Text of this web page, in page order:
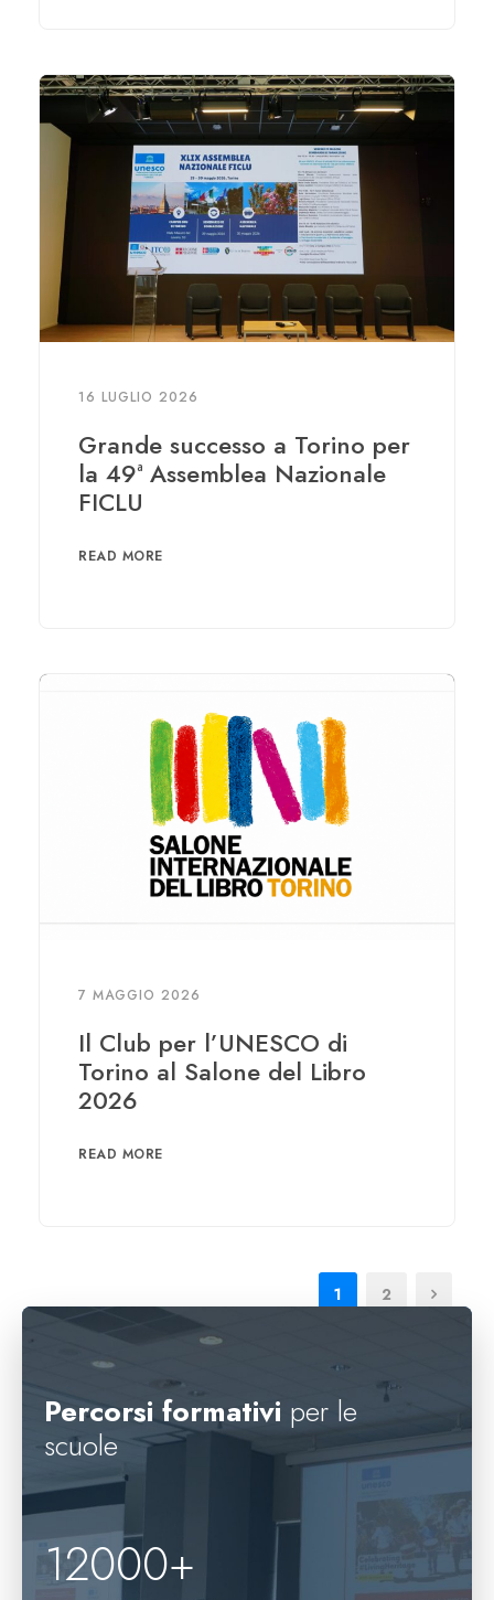
16 LUGLIO 2026
Grande successo a Torino per
la 49ª Assemblea Nazionale
FICLU
READ MORE
7 MAGGIO 2026
Il Club per l’UNESCO di
Torino al Salone del Libro
2026
READ MORE
1 2
Percorsi formativi per le
scuole
12000+